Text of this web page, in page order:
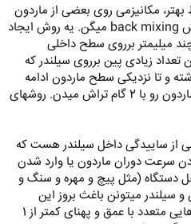
تا باز شود...
بهتر، مکانیزمی روی بعضی از ماردون
ها و سیلندر ها تعبیه میشه که بهش back mixing میگن. یه روش ایجاد
میلیمتر برروی سطح داخلی
زیادی پین برروی سیلندر که
و تا نزدیکی سطح ماردون ادامه
داره، یک روش اینه که قسمتی از ماردون رو با 2 گام تراش میدن. روشهای
از ساییدگی داخل سیلندر هست که
سرعت دوران ماردون یا وارد شدن
دستگاه (مثل پیچ و مهره و سنگ و
میتونن باغث بروز این
ساییدگی بشن که بر اثر اون، شیارهایی متعدد با عمق و پهنای کمتر از 1